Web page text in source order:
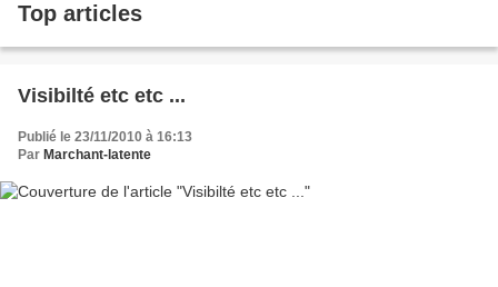
Top articles
Visibilté etc etc ...
Publié le 23/11/2010 à 16:13
Par Marchant-latente